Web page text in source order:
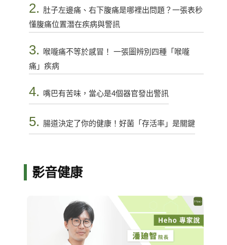
2. 肚子左邊痛、右下腹痛是哪裡出問題？一張表秒
懂腹痛位置潛在疾病與警訊
3.
喉嚨痛不等於感冒！ 一張圖辨別四種「喉嚨
痛」疾病
4. 嘴巴有苦味，當心是4個器官發出警訊
5. 腸道決定了你的健康！好菌「存活率」是關鍵
影音健康